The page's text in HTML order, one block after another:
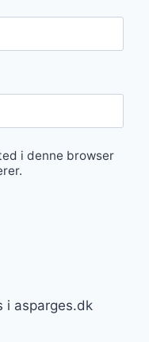
i denne browser
i asparges.dk